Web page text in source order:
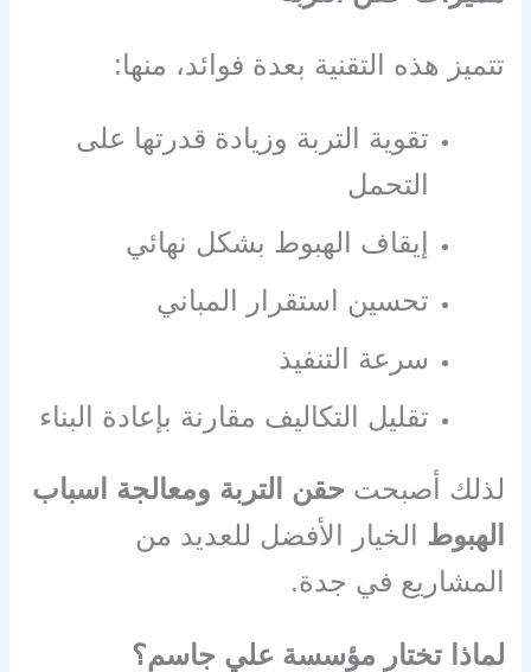
تتميز هذه التقنية بعدة فوائد، منها:
تقوية التربة وزيادة قدرتها على
التحمل
إيقاف الهبوط بشكل نهائي
تحسين استقرار المباني
سرعة التنفيذ
تقليل التكاليف مقارنة بإعادة البناء
لذلك أصبحت حقن التربة ومعالجة اسباب
الهبوط الخيار الأفضل للعديد من
المشاريع في جدة.
لماذا تختار مؤسسة علي جاسم؟